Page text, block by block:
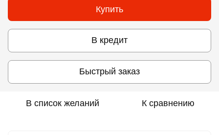
Купить
В кредит
Быстрый заказ
В список желаний К сравнению